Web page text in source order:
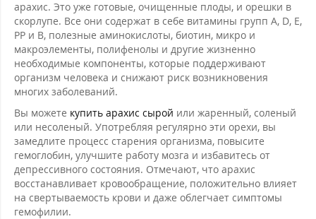
арахис. Это уже готовые, очищенные плоды, и орешки в
скорлупе. Все они содержат в себе витамины групп А, D, Е,
РР и В, полезные аминокислоты, биотин, микро и
макроэлементы, полифенолы и другие жизненно
необходимые компоненты, которые поддерживают
организм человека и снижают риск возникновения
многих заболеваний.
Вы можете купить арахис сырой или жаренный, соленый
или несоленый. Употребляя регулярно эти орехи, вы
замедлите процесс старения организма, повысите
гемоглобин, улучшите работу мозга и избавитесь от
депрессивного состояния. Отмечают, что арахис
восстанавливает кровообращение, положительно влияет
на свертываемость крови и даже облегчает симптомы
гемофилии.